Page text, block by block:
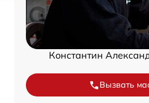
Константин
Вызвать